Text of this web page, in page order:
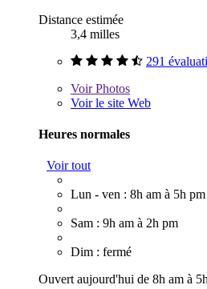
Distance estimée
3,4 milles
291
VoirPhotos
Voir le site Web
Heures normales
Voir tout
Lun - ven : 8h am à 5h pm
Sam : 9h am à 2h pm
Dim : fermé
Ouvert aujourd'hui de 8h am à